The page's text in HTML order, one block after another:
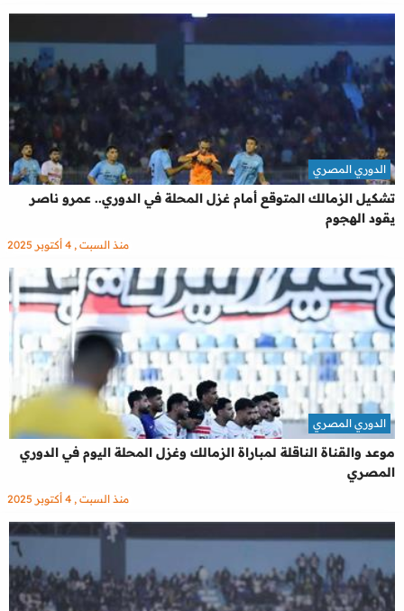
تشكيل الزمالك المتوقع أمام غزل المحلة في الدوري.. عمرو ناصر
يقود الهجوم
الدوري المصري
منذ السبت , 4 أكتوبر 2025
موعد والقناة الناقلة لمباراة الزمالك وغزل المحلة اليوم في الدوري
المصري
الدوري المصري
منذ السبت , 4 أكتوبر 2025